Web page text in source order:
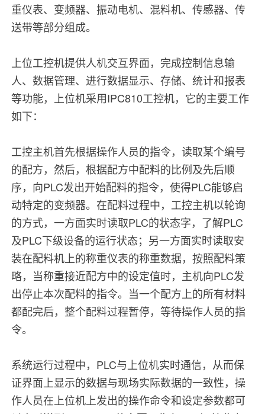
重仪表、变频器、振动电机、混料机、传感器、传
送带等部分组成。
上位工控机提供人机交互界面，完成控制信息输
人、数据管理、进行数据显示、存储、统计和报表
等功能，上位机采用IPC810工控机，它的主要工作
如下：
工控主机首先根据操作人员的指令，读取某个编号
的配方，然后，根据配方中配料的比例及先后顺
序，向PLC发出开始配料的指令，使得PLC能够启
动特定的变频器。在配料过程中，工控主机以轮询
的方式，一方面实时读取PLC的状态字，了解PLC
及PLC下级设备的运行状态；另一方面实时读取安
装在配料机上的称重仪表的称重数据，按照配料策
略，当称重接近配方中的设定值时，主机向PLC发
出停止本次配料的指令。当一个配方上的所有材料
都配完后，整个配料过程暂停，等待操作人员的指
令。
系统运行过程中，PLC与上位机实时通信，从而保
证界面上显示的数据与现场实际数据的一致性，操
作人员在上位机上发出的操作命令和设定参数都可